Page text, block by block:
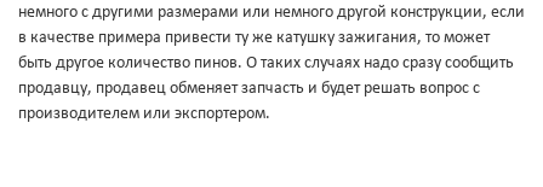
немного с другими размерами или немного другой конструкции, если
в качестве примера привести ту же катушку зажигания, то может
быть другое количество пинов. О таких случаях надо сразу сообщить
продавцу, продавец обменяет запчасть и будет решать вопрос с
производителем или экспортером.